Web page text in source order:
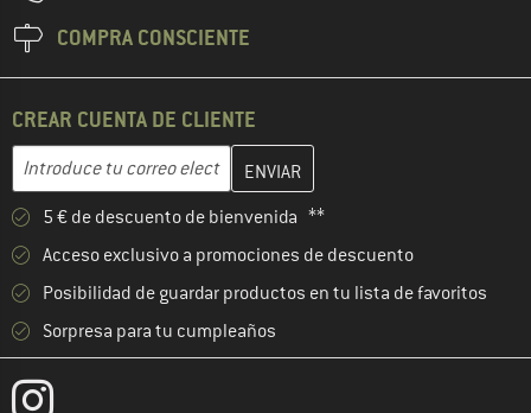
COMPRA CONSCIENTE
CREAR CUENTA DE CLIENTE
Dirección de correo electrónico
Introduce aquí tu dirección de correo electrónico y crea tu
5 € de descuento de bienvenida **
Acceso exclusivo a promociones de descuento
Posibilidad de guardar productos en tu lista de favoritos
Sorpresa para tu cumpleaños